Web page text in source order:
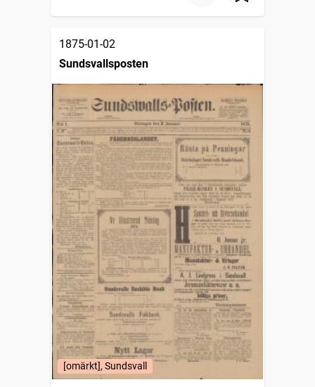
1875-01-02
Sundsvallsposten
[omärkt], Sundsvall